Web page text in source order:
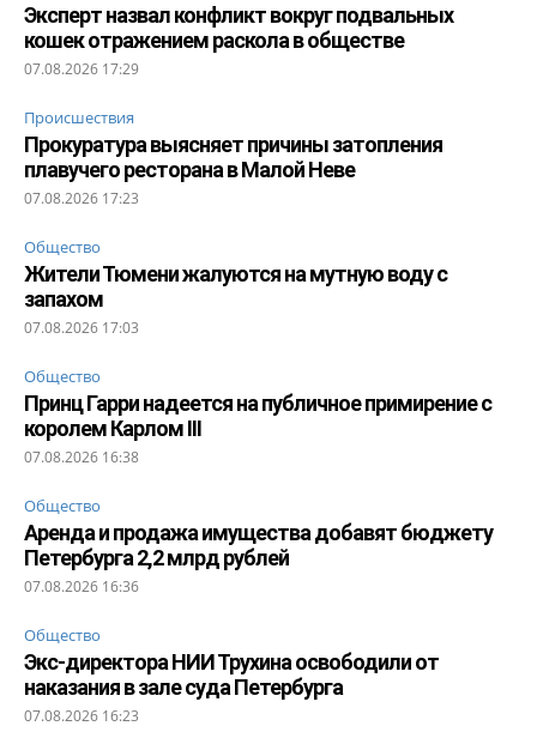
Эксперт назвал конфликт вокруг подвальных
кошек отражением раскола в обществе
07.08.2026 17:29
Происшествия
Прокуратура выясняет причины затопления
плавучего ресторана в Малой Неве
07.08.2026 17:23
Общество
Жители Тюмени жалуются на мутную воду с
запахом
07.08.2026 17:03
Общество
Принц Гарри надеется на публичное примирение с
королем Карлом III
07.08.2026 16:38
Общество
Аренда и продажа имущества добавят бюджету
Петербурга 2,2 млрд рублей
07.08.2026 16:36
Общество
Экс-директора НИИ Трухина освободили от
наказания в зале суда Петербурга
07.08.2026 16:23